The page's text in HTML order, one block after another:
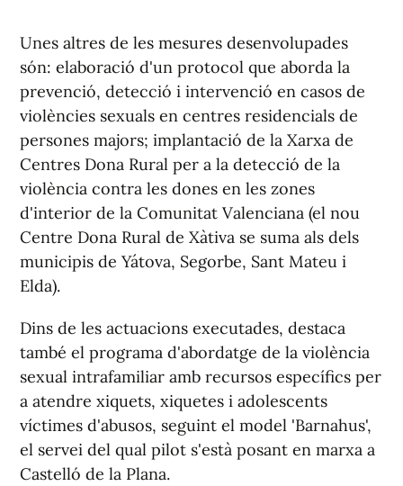
Unes altres de les mesures desenvolupades
són: elaboració d'un protocol que aborda la
prevenció, detecció i intervenció en casos de
violències sexuals en centres residencials de
persones majors; implantació de la Xarxa de
Centres Dona Rural per a la detecció de la
violència contra les dones en les zones
d'interior de la Comunitat Valenciana (el nou
Centre Dona Rural de Xàtiva se suma als dels
municipis de Yátova, Segorbe, Sant Mateu i
Elda).
Dins de les actuacions executades, destaca
també el programa d'abordatge de la violència
sexual intrafamiliar amb recursos específics per
a atendre xiquets, xiquetes i adolescents
víctimes d'abusos, seguint el model 'Barnahus',
el servei del qual pilot s'està posant en marxa a
Castelló de la Plana.